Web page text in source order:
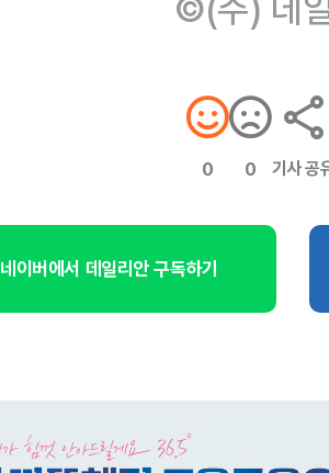
0 0 기사 공
네이버에서 데일리안 구독하기